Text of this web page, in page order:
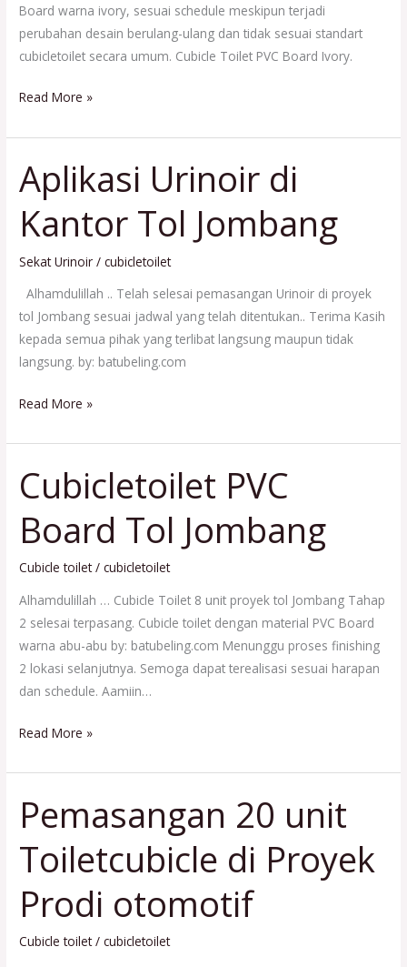
Board warna ivory, sesuai schedule meskipun terjadi
perubahan desain berulang-ulang dan tidak sesuai standart
cubicletoilet secara umum. Cubicle Toilet PVC Board Ivory.
Read More »
Aplikasi Urinoir di
Kantor Tol Jombang
Sekat Urinoir /cubicletoilet
Alhamdulillah .. Telah selesai pemasangan Urinoir di proyek
tol Jombang sesuai jadwal yang telah ditentukan.. Terima Kasih
kepada semua pihak yang terlibat langsung maupun tidak
langsung. by: batubeling.com
Aplikasi
Urinoir
di
Kantor
Tol
Read More »
Cubicletoilet PVC
Board Tol Jombang
Cubicle toilet/cubicletoilet
Alhamdulillah … Cubicle Toilet 8 unit proyek tol Jombang Tahap
2 selesai terpasang. Cubicle toilet dengan material PVC Board
warna abu-abu by: batubeling.com Menunggu proses finishing
2 lokasi selanjutnya. Semoga dapat terealisasi sesuai harapan
dan schedule. Aamiin…
Cubicletoilet
PVC
Board
Tol
Jombang
Read More »
Pemasangan 20 unit
Toiletcubicle di Proyek
Prodi otomotif
Cubicle toilet/cubicletoilet
Pemasangan
20
unit
Toiletcubicle
di
Proyek
Prodi